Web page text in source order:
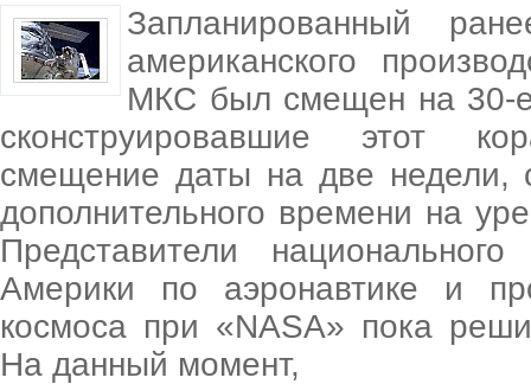
Запланированный
американского
МКС был смещен на 30-е
сконструировавшие этот
смещение даты на две недели,
дополнительного времени на
Представители
Америки по аэронавтике и
космоса при «NASA» пока
На данный момент,